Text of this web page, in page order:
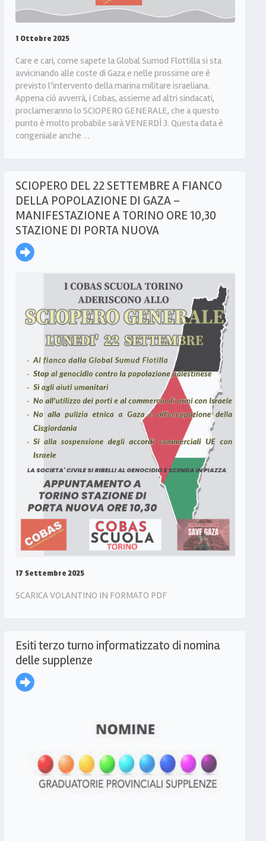
1 Ottobre 2025
Care e cari, come sapete la Global Sumod Flottilla si sta
avvicinando alle coste di Gaza e nelle prossime ore è
previsto l’intervento della marina militare israeliana.
Appena ciò avverrà, i Cobas, assieme ad altri sindacati,
proclameranno lo SCIOPERO GENERALE, che a questo
punto è molto probabile sarà VENERDÌ 3. Questa data è
congeniale anche …
SCIOPERO DEL 22 SETTEMBRE A FIANCO
DELLA POPOLAZIONE DI GAZA –
MANIFESTAZIONE A TORINO ORE 10,30
STAZIONE DI PORTA NUOVA
17 Settembre 2025
SCARICA VOLANTINO IN FORMATO PDF
Esiti terzo turno informatizzato di nomina
delle supplenze